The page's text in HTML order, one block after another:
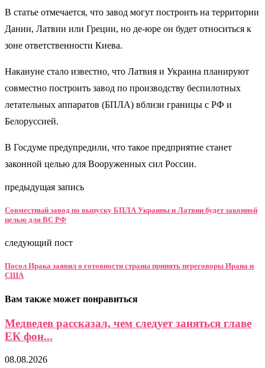
В статье отмечается, что завод могут построить на территории
Дании, Латвии или Греции, но де-юре он будет относиться к
зоне ответственности Киева.
Накануне стало известно, что Латвия и Украина планируют
совместно построить завод по производству беспилотных
летательных аппаратов (БПЛА) вблизи границы с РФ и
Белоруссией.
В Госдуме предупредили, что такое предприятие станет
законной целью для Вооруженных сил России.
предыдущая запись
Совместный завод по выпуску БПЛА Украины и Латвии будет законной
целью для ВС РФ
следующий пост
Посол Ирака заявил о готовности страны принять переговоры Ирана и
США
Вам также может понравиться
Медведев рассказал, чем следует заняться главе
ЕК фон...
08.08.2026